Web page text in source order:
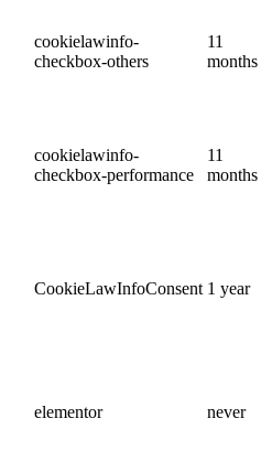
cookielawinfo-
checkbox-others
11
months
cookielawinfo-
checkbox-performance
11
months
CookieLawInfoConsent 1 year
elementor never